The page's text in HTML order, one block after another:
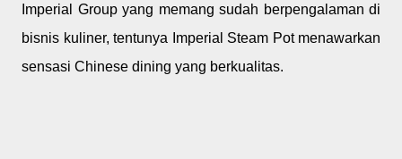
Imperial Group yang memang sudah berpengalaman di
bisnis kuliner, tentunya Imperial Steam Pot menawarkan
sensasi Chinese dining yang berkualitas.